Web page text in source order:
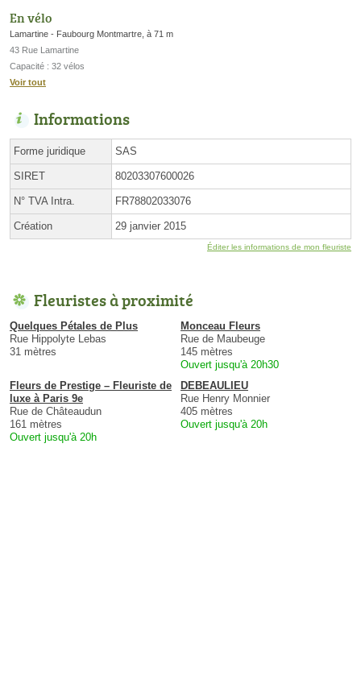
En vélo
Lamartine - Faubourg Montmartre, à 71 m
43 Rue Lamartine
Capacité : 32 vélos
Voir tout
Informations
Forme juridique SAS
SIRET 80203307600026
N° TVA Intra. FR78802033076
Création 29 janvier 2015
Éditer les informations de mon fleuriste
Fleuristes à proximité
Quelques Pétales de Plus
Rue Hippolyte Lebas
31 mètres
Monceau Fleurs
Rue de Maubeuge
145 mètres
Ouvert jusqu'à 20h30
Fleurs de Prestige – Fleuriste de
luxe à Paris 9e
Rue de Châteaudun
161 mètres
Ouvert jusqu'à 20h
DEBEAULIEU
Rue Henry Monnier
405 mètres
Ouvert jusqu'à 20h